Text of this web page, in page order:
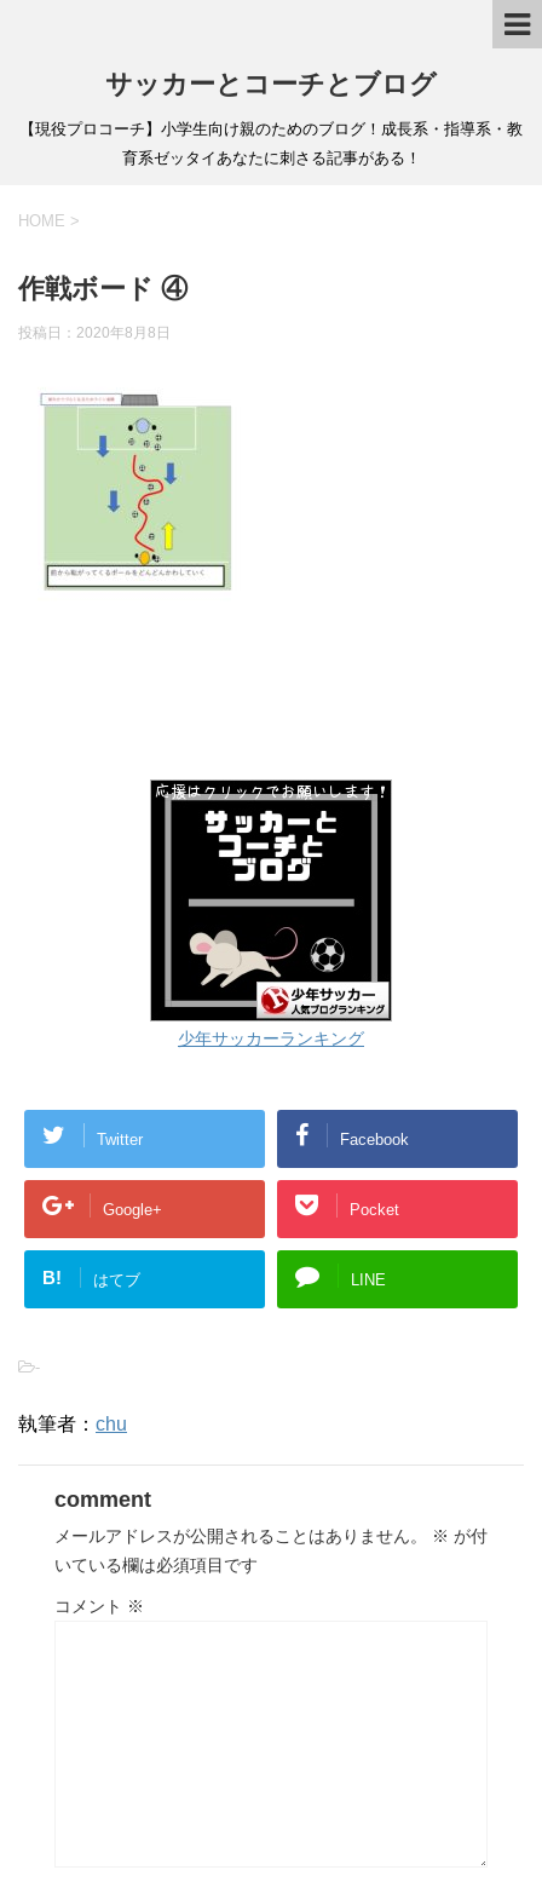
サッカーとコーチとブログ
【現役プロコーチ】小学生向け親のためのブログ！成長系・指導系・教
育系ゼッタイあなたに刺さる記事がある！
HOME >
作戦ボード ④
投稿日： 2020年8月8日
少年サッカーランキング
Twitter Facebook
Google+ Pocket
B! はてブ LINE
-
執筆者： chu
comment
メールアドレスが公開されることはありません。 ※ が付
いている欄は必須項目です
コメント ※